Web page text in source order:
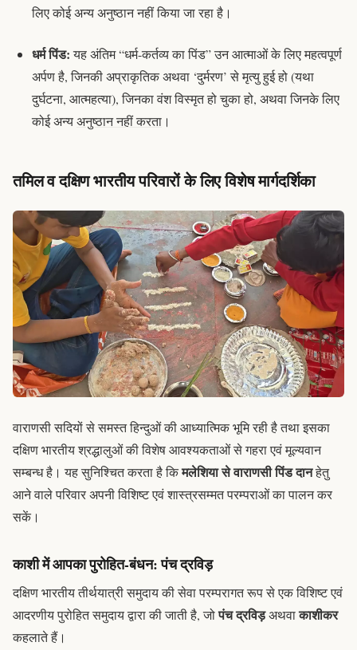
लिए कोई अन्य अनुष्ठान नहीं किया जा रहा है।
धर्म पिंड:यह अंतिम “धर्म-कर्तव्य का पिंड” उन आत्माओं के लिए महत्वपूर्ण
अर्पण है, जिनकी अप्राकृतिक अथवा ‘दुर्मरण’ से मृत्यु हुई हो (यथा
दुर्घटना, आत्महत्या), जिनका वंश विस्मृत हो चुका हो, अथवा जिनके लिए
कोई अन्यअनुष्ठान नहीं करता ।
तमिल व दक्षिण भारतीय परिवारों के लिए विशेष मार्गदर्शिका
वाराणसी सदियों से समस्त हिन्दुओं की आध्यात्मिक भूमि रही है तथा इसका
दक्षिण भारतीय श्रद्धालुओं की विशेष आवश्यकताओं से गहरा एवं मूल्यवान
सम्बन्ध है। यह सुनिश्चित करता है किमलेशिया से वाराणसी पिंड दानहेतु
आने वाले परिवार अपनी विशिष्ट एवं शास्त्रसम्मत परम्पराओं का पालन कर
सकें।
काशी में आपका पुरोहित-बंधन: पंच द्रविड़
दक्षिण भारतीय तीर्थयात्री समुदाय की सेवा परम्परागत रूप से एक विशिष्ट एवं
आदरणीय पुरोहित समुदाय द्वारा की जाती है, जोपंच द्रविड़अथवाकाशीकर
कहलाते हैं।